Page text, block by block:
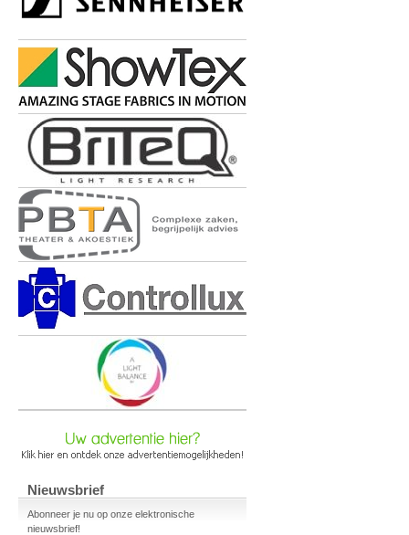
Nieuwsbrief
Abonneer je nu op onze elektronische
nieuwsbrief!